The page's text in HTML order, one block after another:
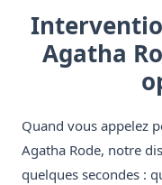
Agatha
Quand vous appelez
Agatha Rode, notre
quelques secondes :